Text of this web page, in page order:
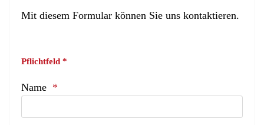
Mit diesem Formular können Sie uns kontaktieren.
Pflichtfeld *
Name